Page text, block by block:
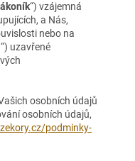
“) vzájemná
a Nás,
nebo na
“) uzavřené
osobních údajů
osobních údajů,
podminky-